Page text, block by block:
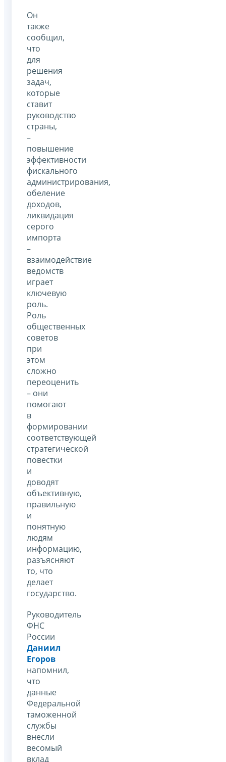
Он
также
сообщил,
что
для
решения
задач,
которые
ставит
руководство
страны,
–
повышение
эффективности
фискального
администрирования,
обеление
доходов,
ликвидация
серого
импорта
–
взаимодействие
ведомств
играет
ключевую
роль.
Роль
общественных
советов
при
этом
сложно
переоценить
– они
помогают
в
формировании
соответствующей
стратегической
повестки
и
доводят
объективную,
правильную
и
понятную
людям
информацию,
разъясняют
то, что
делает
государство.
Руководитель
ФНС
России
Даниил
Егоров
напомнил,
что
данные
Федеральной
таможенной
службы
внесли
весомый
вклад